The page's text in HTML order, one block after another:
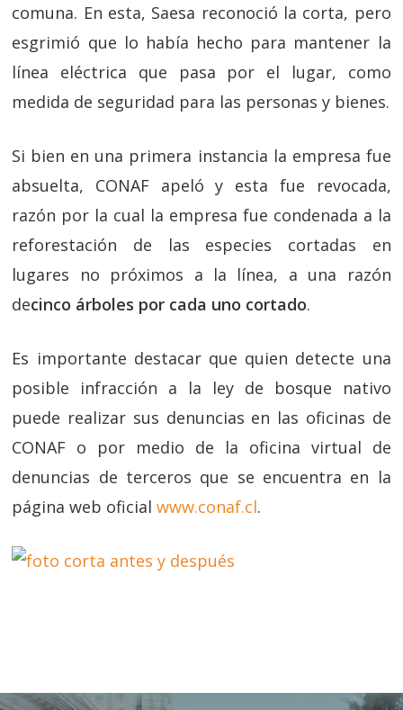
comuna. En esta, Saesa reconoció la corta, pero
esgrimió que lo había hecho para mantener la
línea eléctrica que pasa por el lugar, como
medida de seguridad para las personas y bienes.
Si bien en una primera instancia la empresa fue
absuelta, CONAF apeló y esta fue revocada,
razón por la cual la empresa fue condenada a la
reforestación de las especies cortadas en
lugares no próximos a la línea, a una razón
decinco árboles por cada uno cortado.
Es importante destacar que quien detecte una
posible infracción a la ley de bosque nativo
puede realizar sus denuncias en las oficinas de
CONAF o por medio de la oficina virtual de
denuncias de terceros que se encuentra en la
página web oficialwww.conaf.cl.